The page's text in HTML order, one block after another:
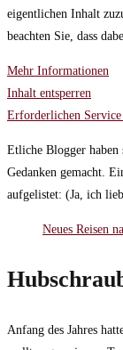
eigentlichen Inhalt
beachten Sie, dass
Mehr Informationen
Inhalt entsperren
Erforderlichen Service
Etliche Blogger haben
Gedanken gemacht.
aufgelistet: (Ja, ich
Neues Reisen
Anfang des Jahres